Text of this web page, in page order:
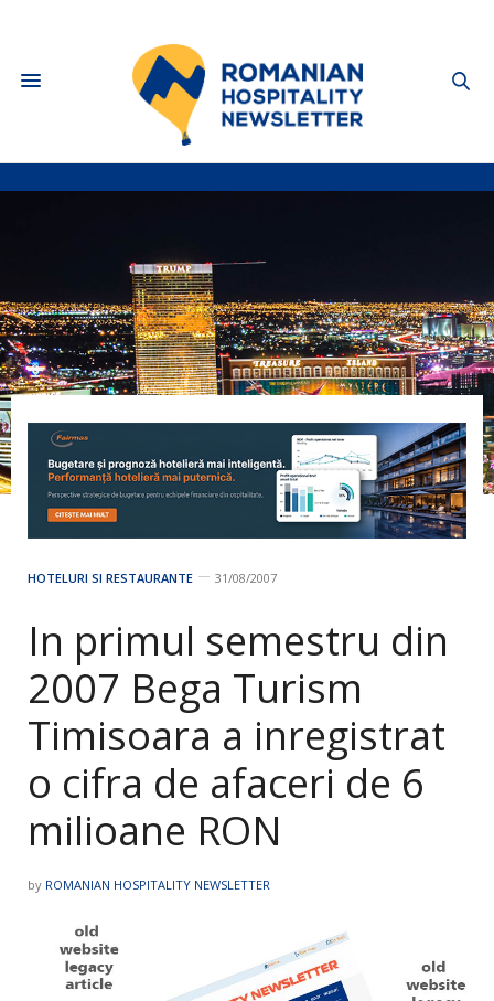
HOTELURI SI RESTAURANTE 31/08/2007
In primul semestru din
2007 Bega Turism
Timisoara a inregistrat
o cifra de afaceri de 6
milioane RON
by ROMANIAN HOSPITALITY NEWSLETTER